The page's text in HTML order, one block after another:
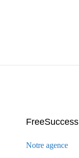
FreeSuccess
Notre agence